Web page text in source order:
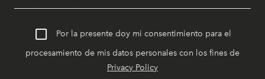
Por la presente doy mi consentimiento para el
procesamiento de mis datos personales con los fines de
Privacy Policy